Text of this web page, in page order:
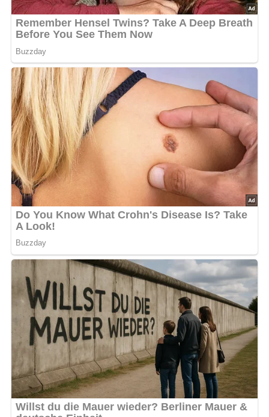
Nach: Kochen im Freien – Verlag für die Frau Leipzig/Berlin DDR
5/5(2 Bewertung)